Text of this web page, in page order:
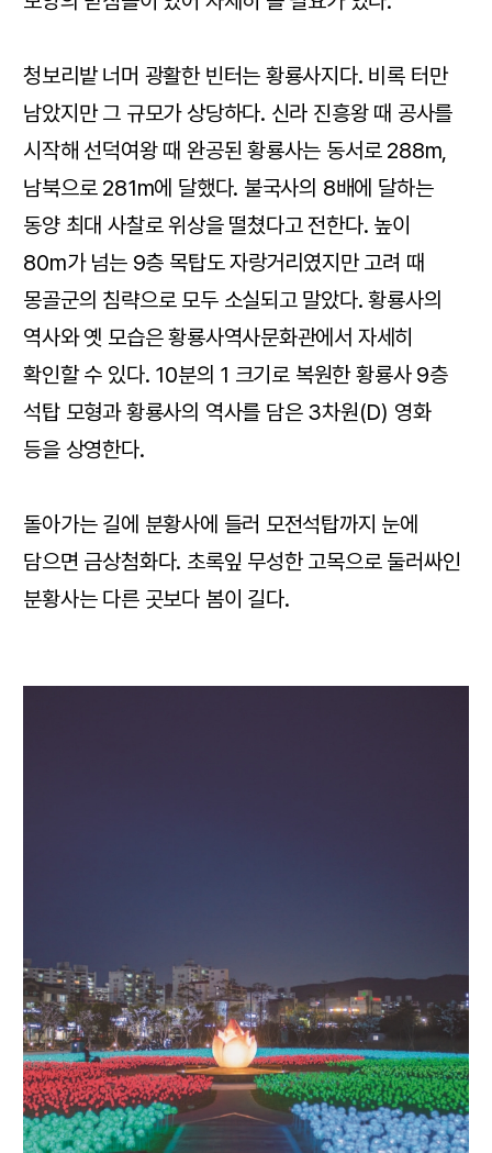
청보리밭 너머 광활한 빈터는 황룡사지다. 비록 터만
남았지만 그 규모가 상당하다. 신라 진흥왕 때 공사를
시작해 선덕여왕 때 완공된 황룡사는 동서로 288m,
남북으로 281m에 달했다. 불국사의 8배에 달하는
동양 최대 사찰로 위상을 떨쳤다고 전한다. 높이
80m가 넘는 9층 목탑도 자랑거리였지만 고려 때
몽골군의 침략으로 모두 소실되고 말았다. 황룡사의
역사와 옛 모습은 황룡사역사문화관에서 자세히
확인할 수 있다. 10분의 1 크기로 복원한 황룡사 9층
석탑 모형과 황룡사의 역사를 담은 3차원(D) 영화
등을 상영한다.
돌아가는 길에 분황사에 들러 모전석탑까지 눈에
담으면 금상첨화다. 초록잎 무성한 고목으로 둘러싸인
분황사는 다른 곳보다 봄이 길다.